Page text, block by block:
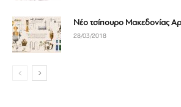
Νέο τσίπουρο Μακεδονίας
28/03/2018